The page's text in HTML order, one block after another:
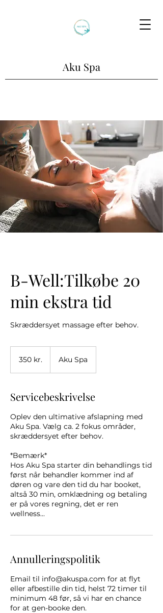
Aku Spa
B-Well:Tilkøbe 20
min ekstra tid
Skræddersyet massage efter behov.
kroner350 kr. Aku Spa
Servicebeskrivelse
Oplev den ultimative afslapning med
Aku Spa. Vælg ca. 2 fokus områder,
skræddersyet efter behov.
*Bemærk*
Hos Aku Spa starter din behandlings tid
først når behandler kommer ind af
døren og vare den tid du har booket,
altså 30 min, omklædning og betaling
er på vores regning, det er ren
wellness...
Annulleringspolitik
Email til info@akuspa.com for at flyt
eller afbestille din tid, helst 72 timer til
minimum 48 før, så vi har en chance
for at gen-booke den.